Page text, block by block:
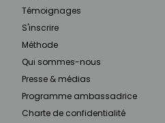
Témoignages
S'inscrire
Méthode
Qui sommes-nous
Presse & médias
Programme ambassadrice
Charte de confidentialité